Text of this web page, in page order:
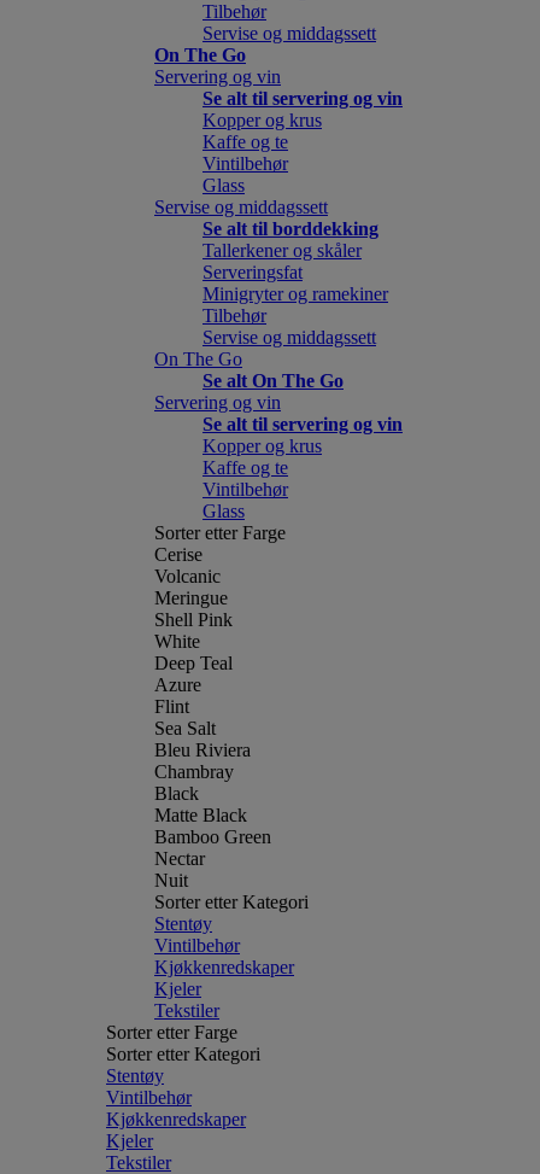
Tilbehør
Servise og middagssett
On The Go
Servering og vin
Se alt til servering og vin
Kopper og krus
Kaffe og te
Vintilbehør
Glass
Servise og middagssett
Se alt til borddekking
Tallerkener og skåler
Serveringsfat
Minigryter og ramekiner
Tilbehør
Servise og middagssett
On The Go
Se alt On The Go
Servering og vin
Se alt til servering og vin
Kopper og krus
Kaffe og te
Vintilbehør
Glass
Sorter etter Farge
Cerise
Volcanic
Meringue
Shell Pink
White
Deep Teal
Azure
Flint
Sea Salt
Bleu Riviera
Chambray
Black
Matte Black
Bamboo Green
Nectar
Nuit
Sorter etter Kategori
Stentøy
Vintilbehør
Kjøkkenredskaper
Kjeler
Tekstiler
Sorter etter Farge
Sorter etter Kategori
Stentøy
Vintilbehør
Kjøkkenredskaper
Kjeler
Tekstiler